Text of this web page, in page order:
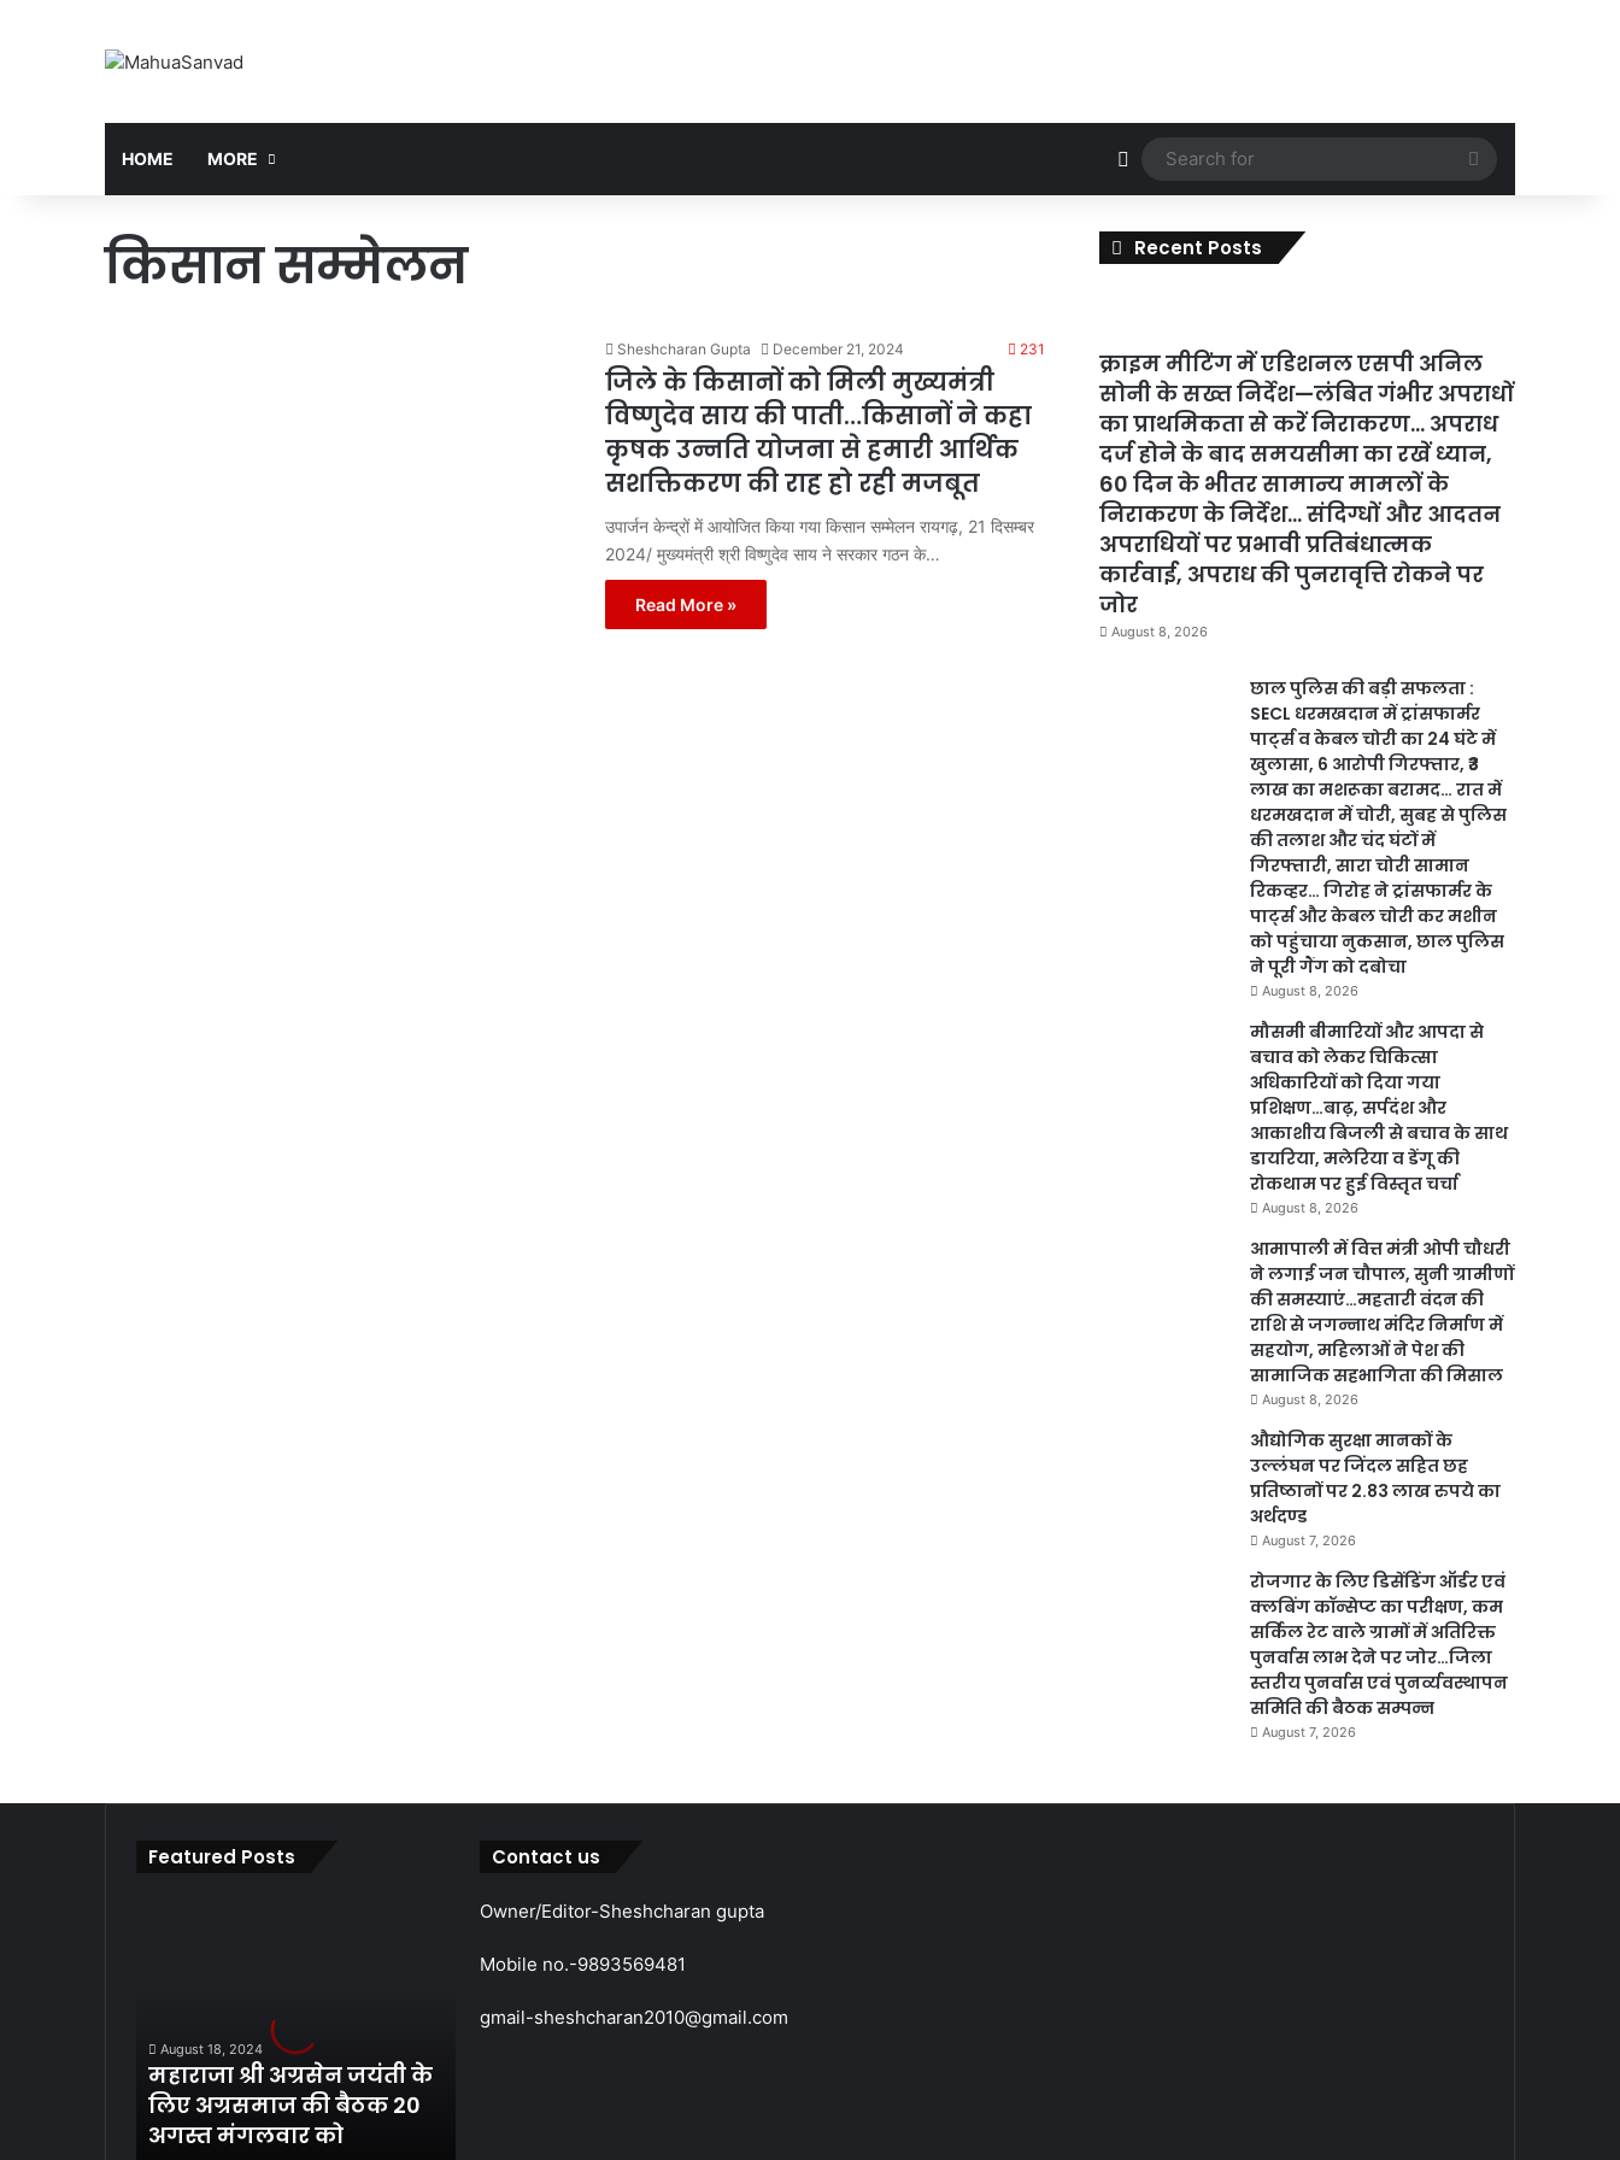
HOME MORE Random Article
Search
for
किसान सम्मेलन
Sheshcharan Gupta December 21, 2024 231
जिले के किसानों को मिली मुख्यमंत्री
विष्णुदेव साय की पाती…किसानों ने कहा
कृषक उन्नति योजना से हमारी आर्थिक
सशक्तिकरण की राह हो रही मजबूत
उपार्जन केन्द्रों में आयोजित किया गया किसान सम्मेलन रायगढ़, 21 दिसम्बर
2024/ मुख्यमंत्री श्री विष्णुदेव साय ने सरकार गठन के…
Read More »
Recent Posts
क्राइम मीटिंग में एडिशनल एसपी अनिल
सोनी के सख्त निर्देश—लंबित गंभीर अपराधों
का प्राथमिकता से करें निराकरण… अपराध
दर्ज होने के बाद समयसीमा का रखें ध्यान,
60 दिन के भीतर सामान्य मामलों के
निराकरण के निर्देश… संदिग्धों और आदतन
अपराधियों पर प्रभावी प्रतिबंधात्मक
कार्रवाई, अपराध की पुनरावृत्ति रोकने पर
जोर
August 8, 2026
छाल पुलिस की बड़ी सफलता :
SECL धरमखदान में ट्रांसफार्मर
पार्ट्स व केबल चोरी का 24 घंटे में
खुलासा, 6 आरोपी गिरफ्तार, ₹3
लाख का मशरूका बरामद… रात में
धरमखदान में चोरी, सुबह से पुलिस
की तलाश और चंद घंटों में
गिरफ्तारी, सारा चोरी सामान
रिकव्हर… गिरोह ने ट्रांसफार्मर के
पार्ट्स और केबल चोरी कर मशीन
को पहुंचाया नुकसान, छाल पुलिस
ने पूरी गैंग को दबोचा
August 8, 2026
मौसमी बीमारियों और आपदा से
बचाव को लेकर चिकित्सा
अधिकारियों को दिया गया
प्रशिक्षण…बाढ़, सर्पदंश और
आकाशीय बिजली से बचाव के साथ
डायरिया, मलेरिया व डेंगू की
रोकथाम पर हुई विस्तृत चर्चा
August 8, 2026
आमापाली में वित्त मंत्री ओपी चौधरी
ने लगाई जन चौपाल, सुनी ग्रामीणों
की समस्याएं…महतारी वंदन की
राशि से जगन्नाथ मंदिर निर्माण में
सहयोग, महिलाओं ने पेश की
सामाजिक सहभागिता की मिसाल
August 8, 2026
औद्योगिक सुरक्षा मानकों के
उल्लंघन पर जिंदल सहित छह
प्रतिष्ठानों पर 2.83 लाख रुपये का
अर्थदण्ड
August 7, 2026
रोजगार के लिए डिसेंडिंग ऑर्डर एवं
क्लबिंग कॉन्सेप्ट का परीक्षण, कम
सर्किल रेट वाले ग्रामों में अतिरिक्त
पुनर्वास लाभ देने पर जोर…जिला
स्तरीय पुनर्वास एवं पुनर्व्यवस्थापन
समिति की बैठक सम्पन्न
August 7, 2026
Featured Posts
अग्रसमाज
की
बैठक
20
August 18, 2024
महाराजा श्री अग्रसेन जयंती के
लिए अग्रसमाज की बैठक 20
अगस्त मंगलवार को
Contact us
Owner/Editor-Sheshcharan gupta
Mobile no.-9893569481
gmail-sheshcharan2010@gmail.com